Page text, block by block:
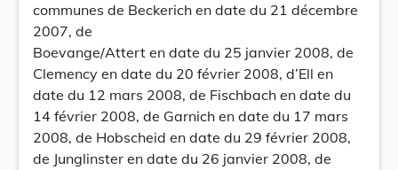
communes de Beckerich en date du 21 décembre
2007, de
Boevange/Attert en date du 25 janvier 2008, de
Clemency en date du 20 février 2008, d’Ell en
date du 12 mars 2008, de Fischbach en date du
14 février 2008, de Garnich en date du 17 mars
2008, de Hobscheid en date du 29 février 2008,
de Junglinster en date du 26 janvier 2008, de